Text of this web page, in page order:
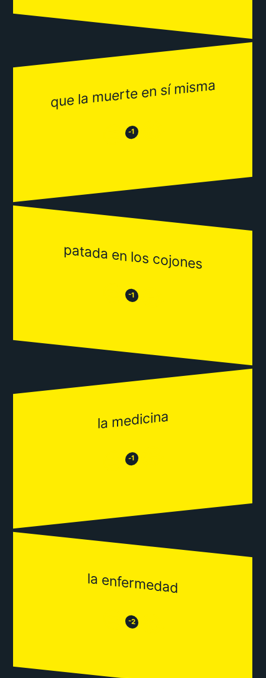
que la muerte en sí misma
😒 -1 😂
patada en los cojones
😒 -1 😂
la medicina
😒 -1 😂
la enfermedad
😒 -2 😂